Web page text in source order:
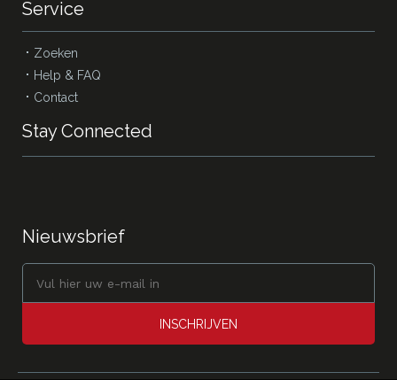
Service
Zoeken
Help & FAQ
Contact
Stay Connected
Nieuwsbrief
INSCHRIJVEN